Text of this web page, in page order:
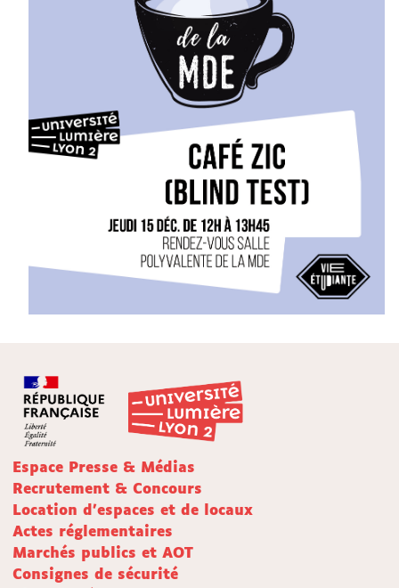
Espace Presse & Médias
Recrutement & Concours
Location d'espaces et de locaux
Actes réglementaires
Marchés publics et AOT
Consignes de sécurité